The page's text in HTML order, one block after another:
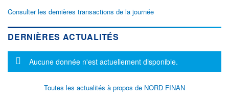
Consulter les dernières transactions de la journée
DERNIÈRES ACTUALITÉS
Message d'information
Aucune donnée n'est actuellement disponible.
Toutes les actualités à propos de NORD FINAN